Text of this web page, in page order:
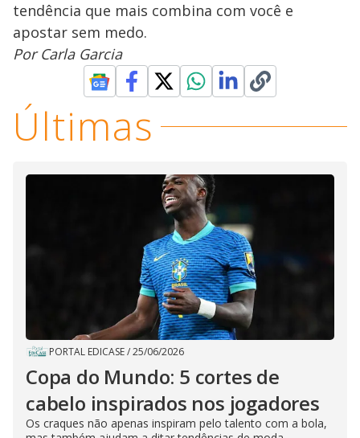
tendência que mais combina com você e
apostar sem medo.
Por Carla Garcia
Últimas
PORTAL EDICASE/25/06/2026
Copa do Mundo: 5 cortes de
cabelo inspirados nos jogadores
Os craques não apenas inspiram pelo talento com a bola,